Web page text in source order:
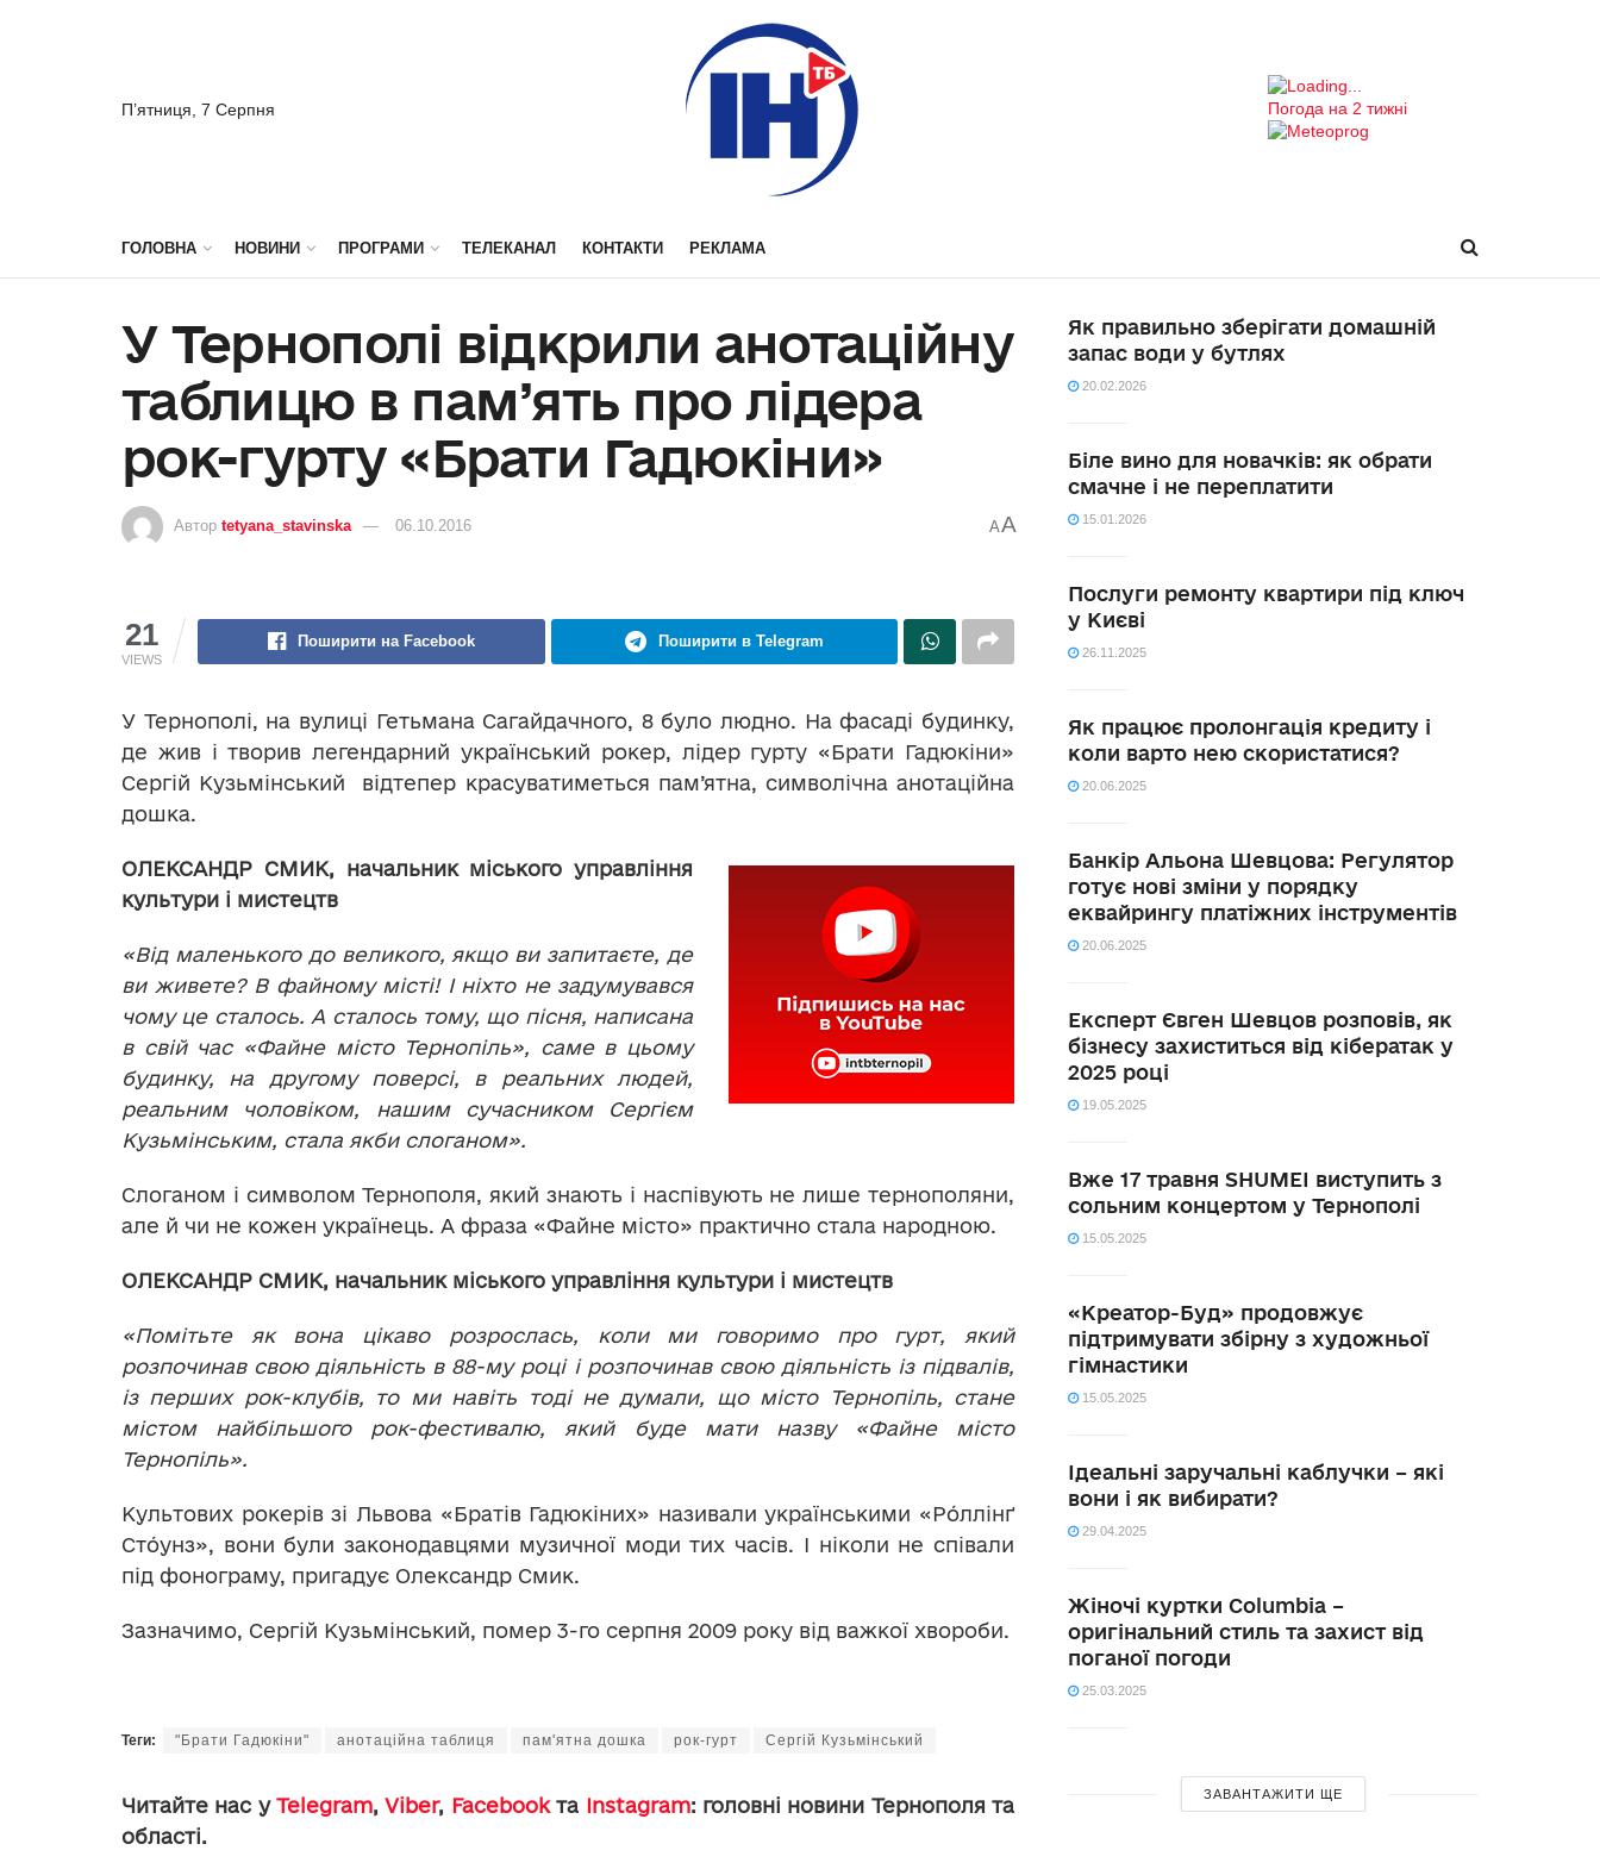
П’ятниця, 7 Серпня Погода на 2 тижні
ГОЛОВНА НОВИНИ ПРОГРАМИ ТЕЛЕКАНАЛ КОНТАКТИ РЕКЛАМА
У Тернополі відкрили анотаційну
таблицю в пам’ять про лідера
рок-гурту «Брати Гадюкіни»
Автор tetyana_stavinska 06.10.2016 AA
21
VIEWS
Поширити на Facebook Поширити в Telegram
У Тернополі, на вулиці Гетьмана Сагайдачного, 8 було людно. На фасаді будинку,
де жив і творив легендарний український рокер, лідер гурту «Брати Гадюкіни»
Сергій Кузьмінський відтепер красуватиметься пам’ятна, символічна анотаційна
дошка.
ОЛЕКСАНДР СМИК, начальник міського управління
культури і мистецтв
«Від маленького до великого, якщо ви запитаєте, де
ви живете? В файному місті! І ніхто не задумувався
чому це сталось. А сталось тому, що пісня, написана
в свій час «Файне місто Тернопіль», саме в цьому
будинку, на другому поверсі, в реальних людей,
реальним чоловіком, нашим сучасником Сергієм
Кузьмінським, стала якби слоганом».
Слоганом і символом Тернополя, який знають і наспівують не лише тернополяни,
але й чи не кожен українець. А фраза «Файне місто» практично стала народною.
ОЛЕКСАНДР СМИК, начальник міського управління культури і мистецтв
«Помітьте як вона цікаво розрослась, коли ми говоримо про гурт, який
розпочинав свою діяльність в 88-му році і розпочинав свою діяльність із підвалів,
із перших рок-клубів, то ми навіть тоді не думали, що місто Тернопіль, стане
містом найбільшого рок-фестивалю, який буде мати назву «Файне місто
Тернопіль».
Культових рокерів зі Львова «Братів Гадюкіних» називали українськими «Ро́ллінґ
Сто́унз», вони були законодавцями музичної моди тих часів. І ніколи не співали
під фонограму, пригадує Олександр Смик.
Зазначимо, Сергій Кузьмінський, помер 3-го серпня 2009 року від важкої хвороби.
Теги: "Брати Гадюкіни" анотаційна таблиця пам'ятна дошка рок-гурт Сергій Кузьмінський
Читайте нас уTelegram,Viber, Facebookта Instagram: головні новини Тернополя та
області.
Як правильно зберігати домашній
запас води у бутлях
20.02.2026
Біле вино для новачків: як обрати
смачне і не переплатити
15.01.2026
Послуги ремонту квартири під ключ
у Києві
26.11.2025
Як працює пролонгація кредиту і
коли варто нею скористатися?
20.06.2025
Банкір Альона Шевцова: Регулятор
готує нові зміни у порядку
еквайрингу платіжних інструментів
20.06.2025
Експерт Євген Шевцов розповів, як
бізнесу захиститься від кібератак у
2025 році
19.05.2025
Вже 17 травня SHUMEI виступить з
сольним концертом у Тернополі
15.05.2025
«Креатор-Буд» продовжує
підтримувати збірну з художньої
гімнастики
15.05.2025
Ідеальні заручальні каблучки – які
вони і як вибирати?
29.04.2025
Жіночі куртки Columbia –
оригінальний стиль та захист від
поганої погоди
25.03.2025
ЗАВАНТАЖИТИ ЩЕ